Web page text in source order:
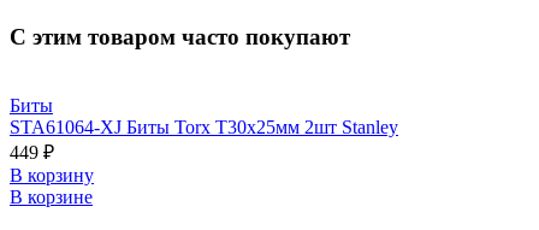
С этим товаром часто покупают
Биты
STA61064-XJ Биты Torx T30х25мм 2шт Stanley
449 ₽
В корзину
В корзине